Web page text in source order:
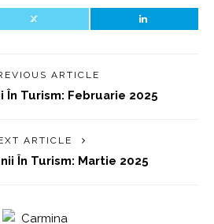
ARTICLE
În Turism: Februarie 2025
ARTICLE
În Turism: Martie 2025